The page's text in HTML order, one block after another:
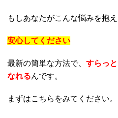
もしあなたがこんな悩みを抱
安心してください
最新の簡単な方法で、 すらっ
なれるんです。
まずはこちらをみてください。